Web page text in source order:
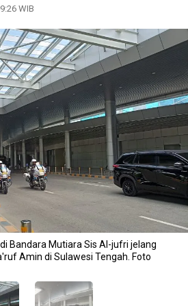
WIB
Bandara Mutiara Sis Al-jufri jelang
Amin di Sulawesi Tengah. Foto